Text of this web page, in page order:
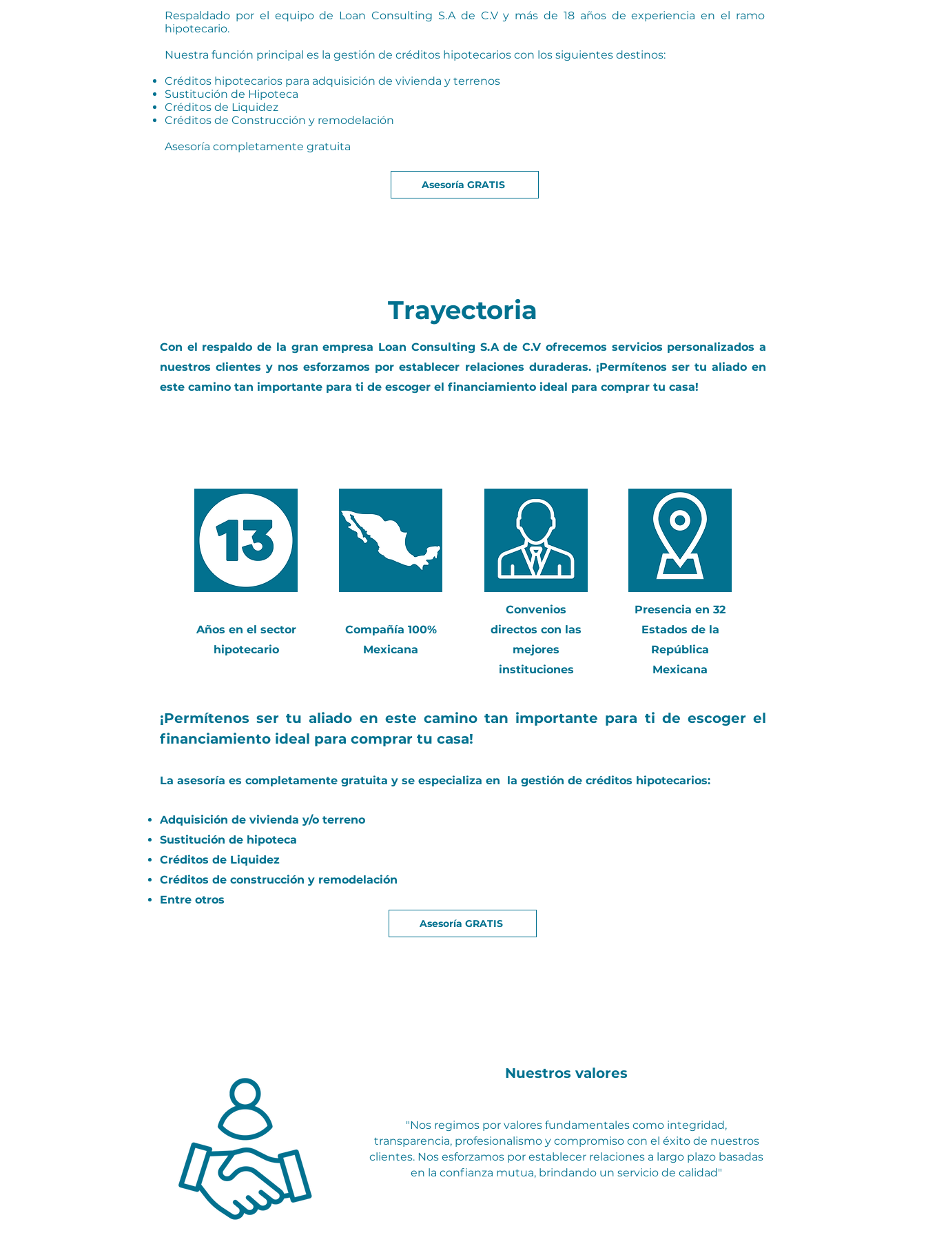
Respaldado por el equipo de Loan Consulting S.A de C.V y más de 18 años de experiencia en el ramo
hipotecario.
Nuestra función principal es la gestión de créditos hipotecarios con los siguientes destinos:
Créditos hipotecarios para adquisición de vivienda y terrenos
Sustitución de Hipoteca
Créditos de Liquidez
Créditos de Construcción y remodelación
Asesoría completamente gratuita
Asesoría GRATIS
Trayectoria
Con el respaldo de la gran empresa Loan Consulting S.A de C.V ofrecemos servicios personalizados a
nuestros clientes y nos esforzamos por establecer relaciones duraderas. ¡Permítenos ser tu aliado en
este camino tan importante para ti de escoger el financiamiento ideal para comprar tu casa!
Años en el sector
hipotecario
Compañía 100%
Mexicana
Convenios
directos con las
mejores
instituciones
Presencia en 32
Estados de la
República
Mexicana
¡Permítenos ser tu aliado en este camino tan importante para ti de escoger el
financiamiento ideal para comprar tu casa!
La asesoría es completamente gratuita y se especializa en la gestión de créditos hipotecarios:
Adquisición de vivienda y/o terreno
Sustitución de hipoteca
Créditos de Liquidez
Créditos de construcción y remodelación
Entre otros
Asesoría GRATIS
Nuestros valores
"Nos regimos por valores fundamentales como integridad,
transparencia, profesionalismo y compromiso con el éxito de nuestros
clientes. Nos esforzamos por establecer relaciones a largo plazo basadas
en la confianza mutua, brindando un servicio de calidad"